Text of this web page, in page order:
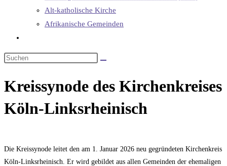
Alt-katholische Kirche
Afrikanische Gemeinden
umschalten
Kreissynode des Kirchenkreises
Köln-Linksrheinisch
Die Kreissynode leitet den am 1. Januar 2026 neu gegründeten Kirchenkreis
Köln-Linksrheinisch. Er wird gebildet aus allen Gemeinden der ehemaligen